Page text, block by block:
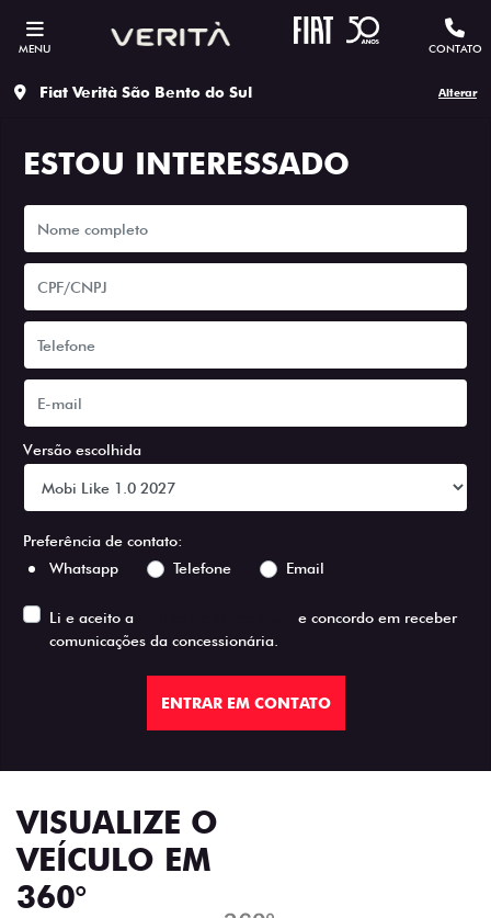
MENU CONTATO
Fiat Verità São Bento do Sul Alterar
ESTOU INTERESSADO
Versão escolhida
Preferência de contato:
Whatsapp
Telefone Email
Li e aceito a
e concordo em receber
comunicações da concessionária.
ENTRAR EM CONTATO
VISUALIZE O
VEÍCULO EM
360°